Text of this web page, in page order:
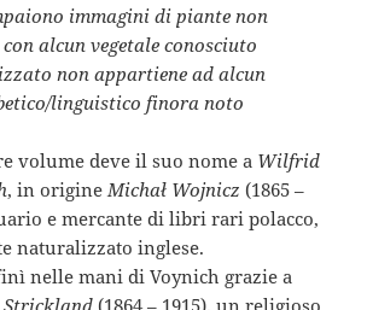
immagini di piante non
alcun vegetale conosciuto
non appartiene ad alcun
linguistico finora noto
volume deve il suo nome a Wilfrid
, in origine Michał Wojnicz (1865 –
e mercante di libri rari polacco,
naturalizzato inglese.
nelle mani di Voynich grazie a
Strickland (1864 – 1915), un religioso